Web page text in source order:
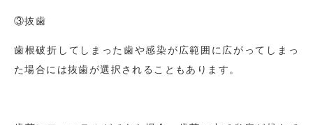
③抜歯
歯根破折してしまった歯や感染が広範囲に広がってしまっ
た場合には抜歯が選択されることもあります。